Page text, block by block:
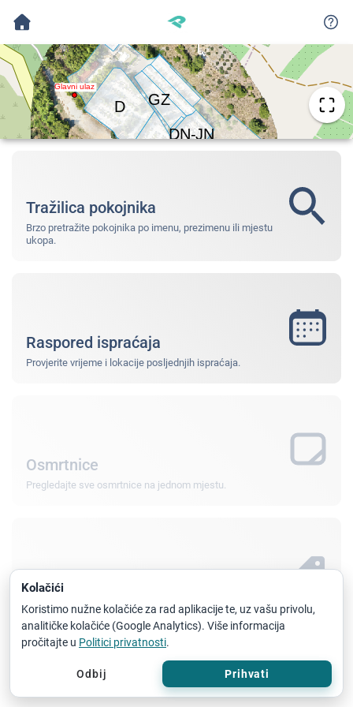
Tražilica pokojnika
Brzo pretražite pokojnika po imenu, prezimenu ili mjestu
ukopa.
Raspored ispraćaja
Provjerite vrijeme i lokacije posljednjih ispraćaja.
Osmrtnice
Pregledajte sve osmrtnice na jednom mjestu.
Grobna mjesta za prodaju
Istražite dostupna grobna mjesta i detalje ponude.
Kolačići
Koristimo nužne kolačiće za rad aplikacije te, uz vašu privolu,
analitičke kolačiće (Google Analytics). Više informacija
pročitajte u Politici privatnosti.
Odbij Prihvati